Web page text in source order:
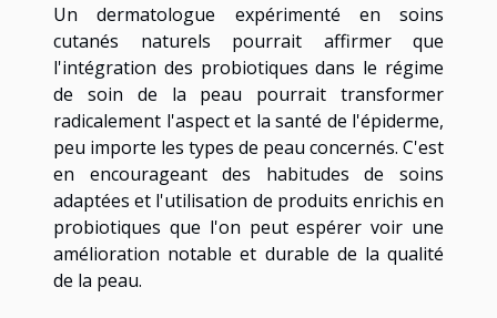
Un dermatologue expérimenté en soins
cutanés naturels pourrait affirmer que
l'intégration des probiotiques dans le régime
de soin de la peau pourrait transformer
radicalement l'aspect et la santé de l'épiderme,
peu importe les types de peau concernés. C'est
en encourageant des habitudes de soins
adaptées et l'utilisation de produits enrichis en
probiotiques que l'on peut espérer voir une
amélioration notable et durable de la qualité
de la peau.